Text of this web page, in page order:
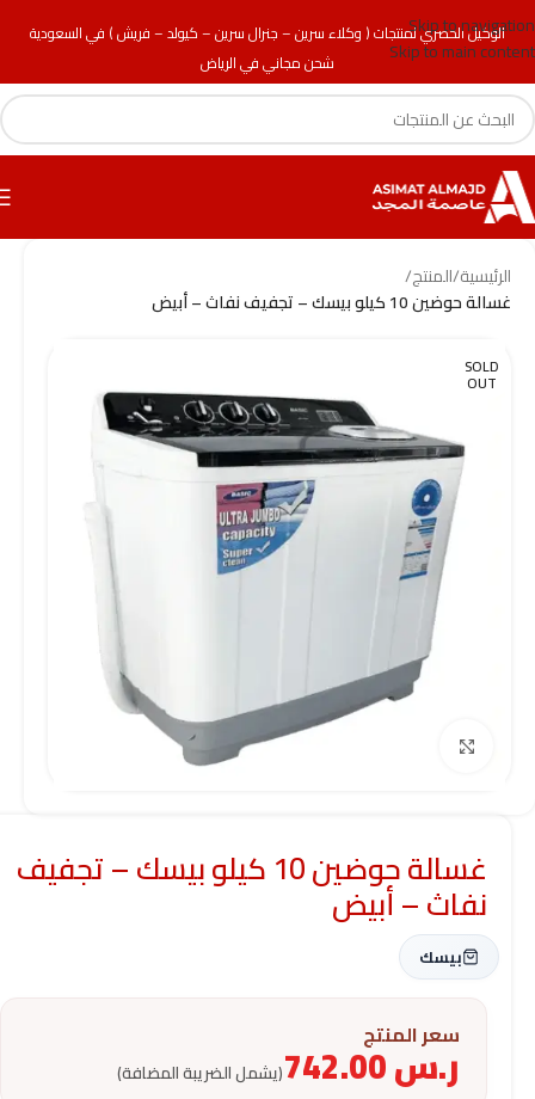
الوكيل الحصري لمنتجات ( وكلاء سرين – جنرال سرين – كيولد – فريش ) في السعودية
شحن مجاني في الرياض
Skip to navigation
Skip to main content
الرئيسية/المنتج/
غسالة حوضين 10 كيلو بيسك – تجفيف نفاث – أبيض
SOLD
OUT
غسالة حوضين 10 كيلو بيسك – تجفيف
نفاث – أبيض
بيسك
سعر المنتج
ر.س (يشمل الضريبة المضافة)